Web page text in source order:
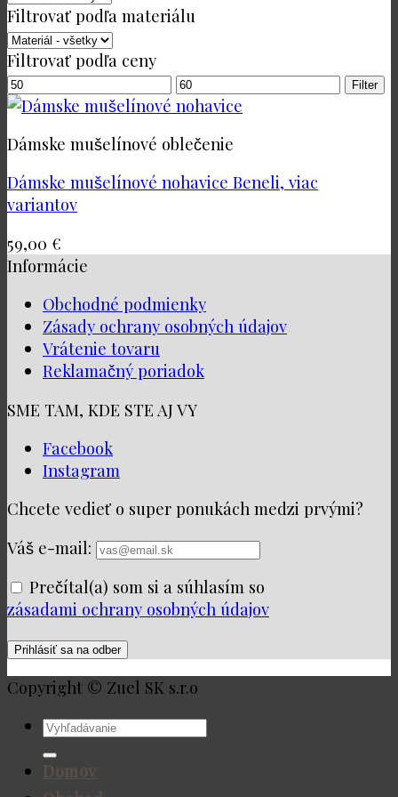
Filtrovať podľa materiálu
Filtrovať podľa ceny
Minimálna
cena
Maximálna
cena
Filter
Dámske mušelínové oblečenie
Dámske mušelínové nohavice Beneli, viac
variantov
59,00 €
Informácie
Obchodné podmienky
Zásady ochrany osobných údajov
Vrátenie tovaru
Reklamačný poriadok
SME TAM, KDE STE AJ VY
Facebook
Instagram
Chcete vedieť o super ponukách medzi prvými?
Váš e-mail:
Prečítal(a) som si a súhlasím so
zásadami ochrany osobných údajov
Copyright © Zuel SK s.r.o
Hľadať:
Domov